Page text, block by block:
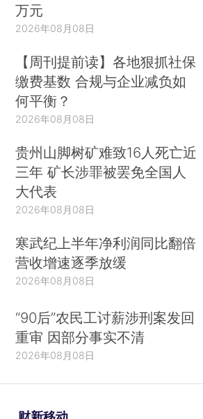
万元
2026年08月08日
【周刊提前读】各地狠抓社保
缴费基数 合规与企业减负如
何平衡？
2026年08月08日
贵州山脚树矿难致16人死亡近
三年 矿长涉罪被罢免全国人
大代表
2026年08月08日
寒武纪上半年净利润同比翻倍
营收增速逐季放缓
2026年08月08日
“90后”农民工讨薪涉刑案发回
重审 因部分事实不清
2026年08月08日